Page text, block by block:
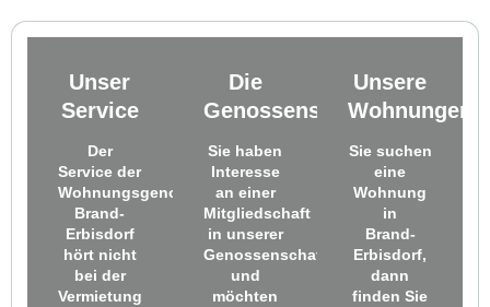
Unser
Service
Der
Service der
Wohnungsgenossenschaft
Brand-
Erbisdorf
hört nicht
bei der
Vermietung
Die
Genossenschaft
Sie haben
Interesse
an einer
Mitgliedschaft
in unserer
Genossenschaft
und
möchten
Unsere
Wohnungen
Sie suchen
eine
Wohnung
in
Brand-
Erbisdorf,
dann
finden Sie